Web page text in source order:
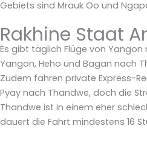
Gebiets sind Mrauk Oo und
Rakhine Staat
Es gibt täglich Flüge von
Yangon, Heho und Bagan nach
Zudem fahren private Express-
Pyay nach Thandwe, doch die
Thandwe ist in einem eher
dauert die Fahrt mindestens 16